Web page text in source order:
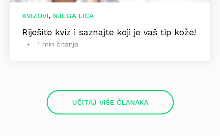
KVIZOVI, NJEGA LICA
Riješite kviz i saznajte koji je vaš tip kože!
1 min čitanja
UČITAJ VIŠE ČLANAKA